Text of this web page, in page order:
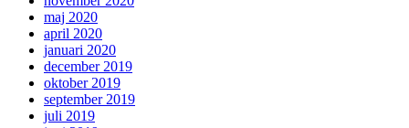
maj 2020
april 2020
januari 2020
december 2019
oktober 2019
september 2019
juli 2019